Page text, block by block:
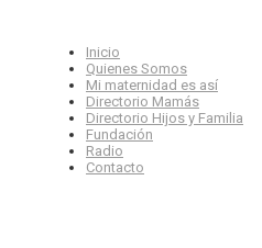
Inicio
Quienes Somos
Mi maternidad es así
Directorio Mamás
Directorio Hijos y Familia
Fundación
Radio
Contacto